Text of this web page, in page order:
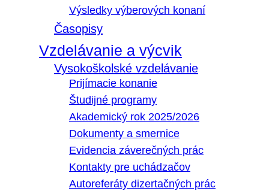
Výsledky výberových konaní
Časopisy
Vzdelávanie a výcvik
Vysokoškolské vzdelávanie
Prijímacie konanie
Študijné programy
Akademický rok 2025/2026
Dokumenty a smernice
Evidencia záverečných prác
Kontakty pre uchádzačov
Autoreferáty dizertačných prác